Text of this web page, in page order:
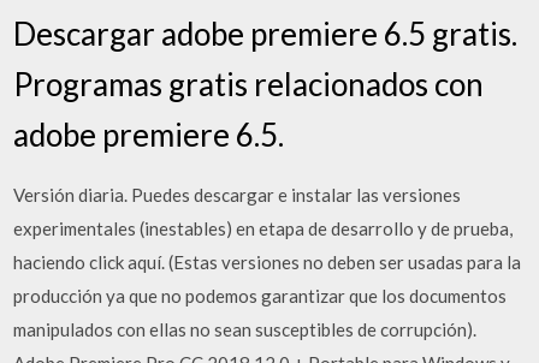
Descargar adobe premiere 6.5 gratis.
Programas gratis relacionados con
adobe premiere 6.5.
Versión diaria. Puedes descargar e instalar las versiones
experimentales (inestables) en etapa de desarrollo y de prueba,
haciendo click aquí. (Estas versiones no deben ser usadas para la
producción ya que no podemos garantizar que los documentos
manipulados con ellas no sean susceptibles de corrupción).